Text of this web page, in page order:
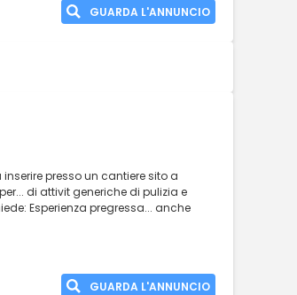
GUARDA L'ANNUNCIO
presso un cantiere sito a
di attivit generiche di pulizia e
Esperienza pregressa... anche
GUARDA L'ANNUNCIO